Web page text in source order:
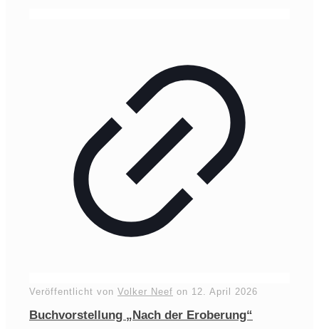
Veröffentlicht von Volker Neef on 12. April 2026
Buchvorstellung „Nach der Eroberung“